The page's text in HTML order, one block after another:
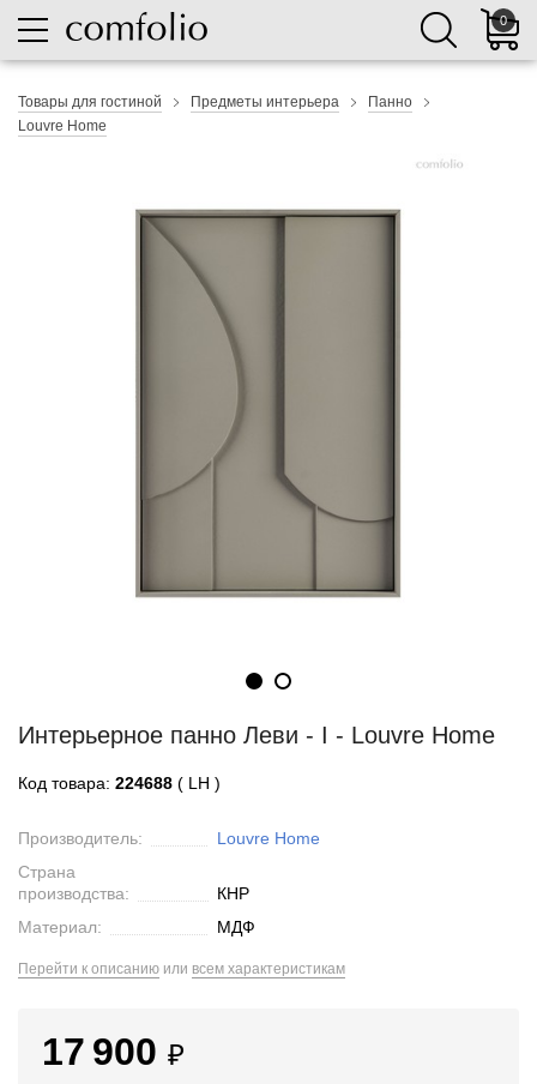
0
Товары для гостиной Предметы интерьера
Панно
Louvre Home
Интерьерное панно Леви - I - Louvre Home
Код товара: 224688 ( LH )
Производитель:
Louvre Home
Страна
производства:
КНР
Материал:
МДФ
Перейти к описанию или всем характеристикам
17 900 ₽